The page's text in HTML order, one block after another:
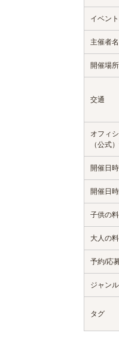
イベン
主催者名
開催場
交通
オフィ
（公式
開催日時
開催日
子供の
大人の
予約/応
ジャンル
タグ